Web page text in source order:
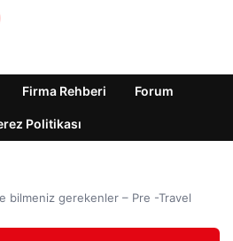
Firma Rehberi Forum
Politikası
bilmeniz gerekenler – Pre -Travel